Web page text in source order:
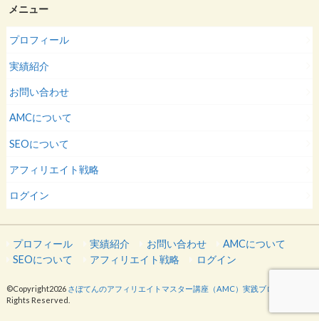
メニュー
プロフィール
実績紹介
お問い合わせ
AMCについて
SEOについて
アフィリエイト戦略
ログイン
プロフィール 実績紹介 お問い合わせ
AMCについて
SEOについて
アフィリエイト戦略 ログイン
©Copyright2026 さぼてんのアフィリエイトマスター講座（AMC）実践ブログ
Rights Reserved.